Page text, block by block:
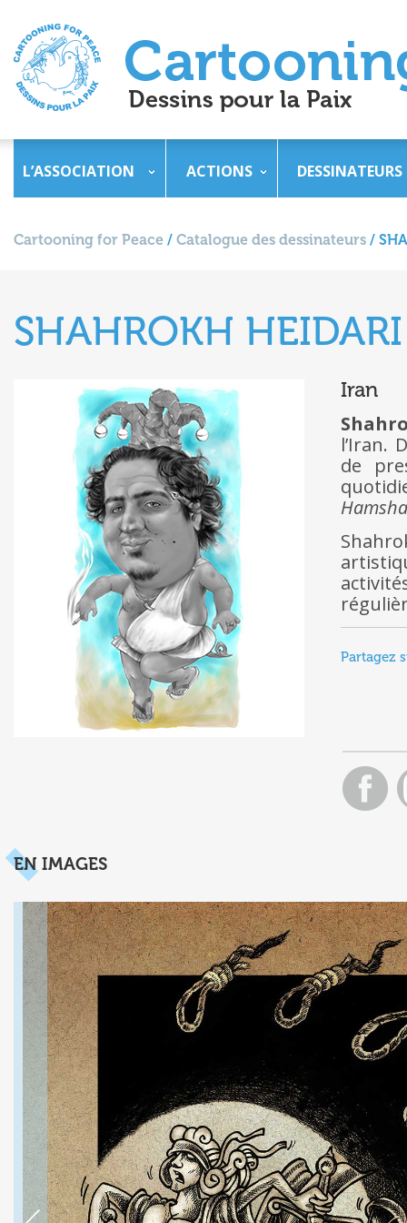
L’ASSOCIATION ACTIONS DESSINATEURS
Cartooning for Peace / Catalogue des dessinateurs /
SHAHROKH HEIDARI
Iran
l’Iran.
de
Partagez
EN IMAGES